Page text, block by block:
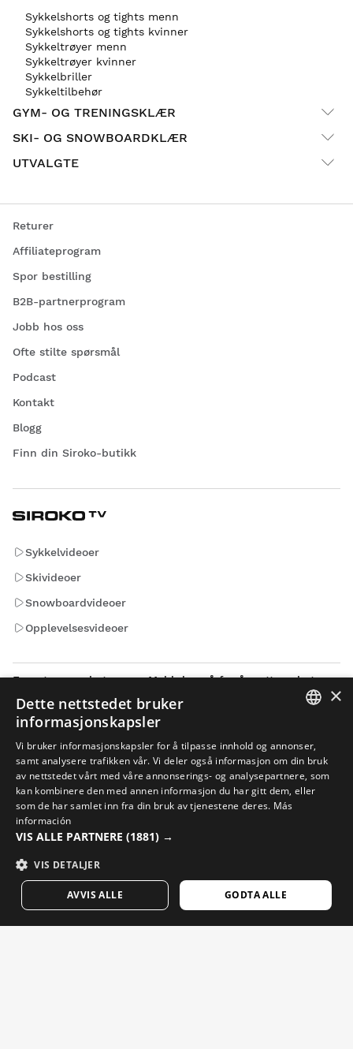
Sykkelshorts og tights menn
Sykkelshorts og tights kvinner
Sykkeltrøyer menn
Sykkeltrøyer kvinner
Sykkelbriller
Sykkeltilbehør
GYM- OG TRENINGSKLÆR
SKI- OG SNOWBOARDKLÆR
UTVALGTE
Returer
Affiliateprogram
Spor bestilling
B2B-partnerprogram
Jobb hos oss
Ofte stilte spørsmål
Podcast
Kontakt
Blogg
Finn din Siroko-butikk
Sykkelvideoer
Skivideoer
Snowboardvideoer
Opplevelsesvideoer
E-poster som betyr noe. Meld deg på for å motta nyheter
og oppdateringer fra Siroko.
Tast inn din e-postadresse
Kvinne Mann SEND
NORSK
ENGLISH
GREEK
FRENCH
DUTCH
×
Dette nettstedet bruker
informasjonskapsler
Vi bruker informasjonskapsler for å tilpasse innhold og annonser,
samt analysere trafikken vår. Vi deler også informasjon om din bruk
av nettstedet vårt med våre annonserings- og analysepartnere, som
kan kombinere den med annen informasjon du har gitt dem, eller
som de har samlet inn fra din bruk av tjenestene deres. Más
información
VIS ALLE PARTNERE (1881) →
VIS DETALJER
GODTA ALLE
AVVIS ALLE